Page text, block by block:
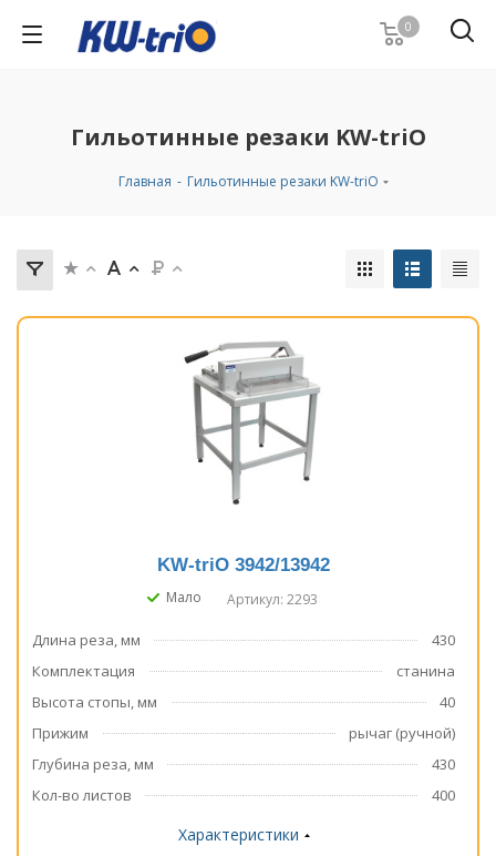
0
Гильотинные резаки KW-triO
Главная - Гильотинные резаки KW-triO
KW-triO 3942/13942
Мало Артикул: 2293
Длина реза, мм
430
Комплектация
станина
Высота стопы, мм
40
Прижим
рычаг (ручной)
Глубина реза, мм
430
Кол-во листов
400
Характеристики